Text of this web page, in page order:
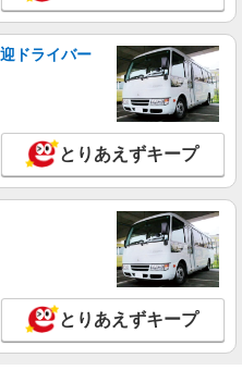
ドライバー
とりあえずキープ
とりあえずキープ